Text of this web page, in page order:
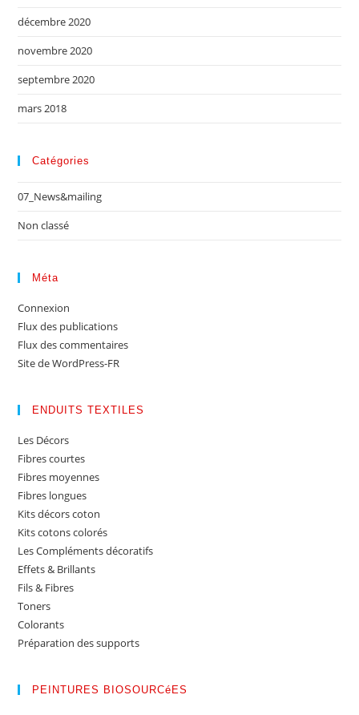
décembre 2020
novembre 2020
septembre 2020
mars 2018
Catégories
07_News&mailing
Non classé
Méta
Connexion
Flux des publications
Flux des commentaires
Site de WordPress-FR
ENDUITS TEXTILES
Les Décors
Fibres courtes
Fibres moyennes
Fibres longues
Kits décors coton
Kits cotons colorés
Les Compléments décoratifs
Effets & Brillants
Fils & Fibres
Toners
Colorants
Préparation des supports
PEINTURES BIOSOURCéES